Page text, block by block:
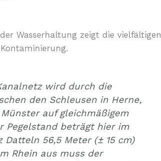
Wasserhaltung zeigt die vielfältigen
wird durch die
den Schleusen in Herne,
auf gleichmäßigem
Pegelstand beträgt hier im
Datteln 56,5 Meter (± 15 cm)
Rhein aus muss der